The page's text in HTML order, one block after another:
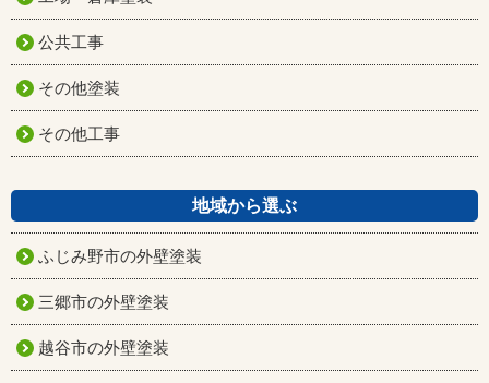
公共工事
その他塗装
その他工事
地域から選ぶ
ふじみ野市の外壁塗装
三郷市の外壁塗装
越谷市の外壁塗装